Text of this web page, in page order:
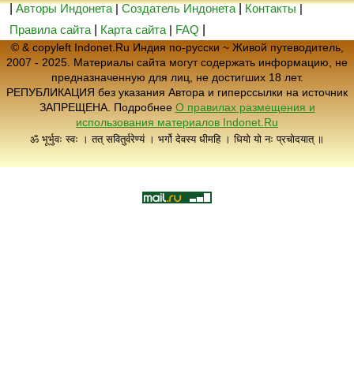
|Авторы Индонета|Создатель Индонета|Контакты|
Правила сайта
Карта сайта | FAQ
© & copyleft Indonet.Ru Индия по-русски ~ Живой путеводитель,
2007 - 2025. Материалы сайта могут содержать информацию, не
предназначенную для лиц, не достигших 18 лет.
РЕПУБЛИКАЦИЯ без указания Автора и гиперссылки на источник
ЗАПРЕЩЕНА. Подробнее О правилах размещения и
использования материалов Indonet.Ru
ॐ भूर्भुवः स्वः । तत् सवितुर्वरेण्यं । भर्गो देवस्य धीमहि । धियो यो नः प्रचोदयात् ॥